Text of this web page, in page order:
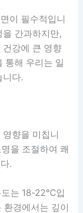
이 필수적입니
간과하지만,
강에 큰 영향
통해 우리는 일
니다.
향을 미칩니
을 조절하여 쾌
.
는 18-22°C입
환경에서는 깊이